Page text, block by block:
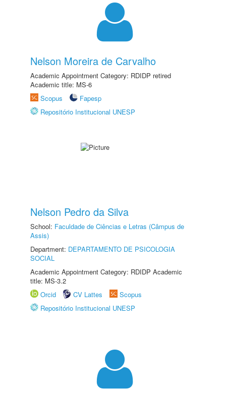
Nelson Moreira de Carvalho
Academic Appointment Category: RDIDP retired
Academic title: MS-6
Scopus
Fapesp
Repositório Institucional UNESP
Nelson Pedro da Silva
School: Faculdade de Ciências e Letras (Câmpus de
Assis)
Department: DEPARTAMENTO DE PSICOLOGIA
SOCIAL
Academic Appointment Category: RDIDP Academic
title: MS-3.2
Orcid
CV Lattes
Scopus
Repositório Institucional UNESP